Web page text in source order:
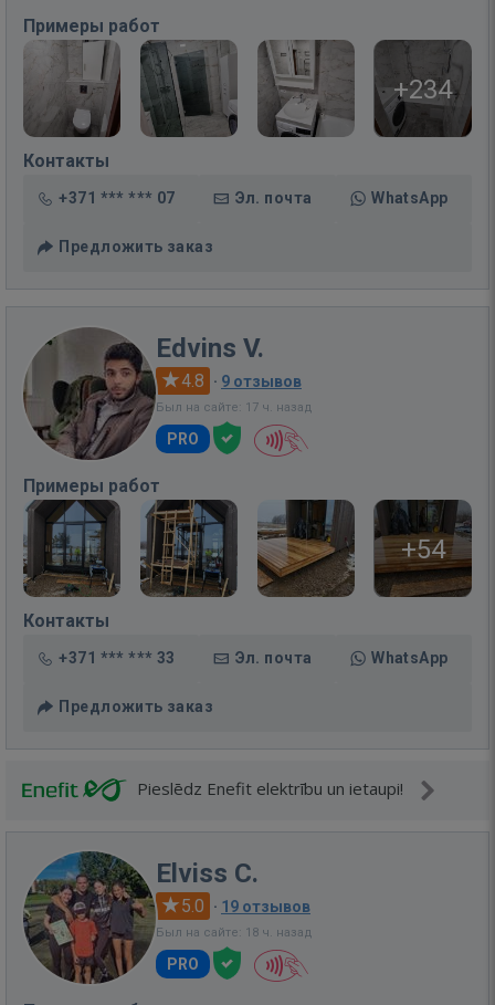
Примеры работ
+234
Контакты
+371 *** *** 07 Эл. почта WhatsApp
Предложить заказ
Edvins V.
4.8 · 9 отзывов
Был на сайте: 17 ч. назад
PRO
Примеры работ
+54
Контакты
+371 *** *** 33 Эл. почта WhatsApp
Предложить заказ
Pieslēdz Enefit elektrību un ietaupi!
Elviss C.
5.0 · 19 отзывов
Был на сайте: 18 ч. назад
PRO